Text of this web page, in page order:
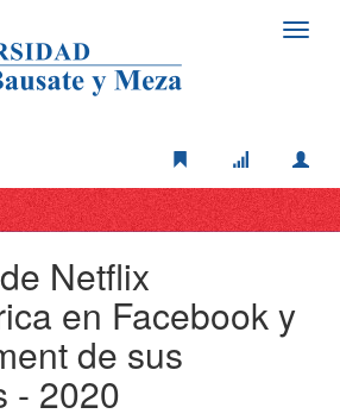
Netflix
en Facebook y
de sus
- 2020